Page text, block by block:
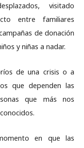
visitado
entre familiares
de donación
y niñas a nadar.
de una crisis o a
que dependen las
que más nos
en que las